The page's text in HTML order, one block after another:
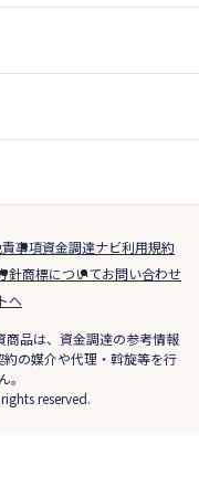
責事項資金調達ナビ利用規約
針商標についてお問い合わせ
へ
品は、資金調達の参考情報
の媒介や代理・斡旋等を行
。
reserved.